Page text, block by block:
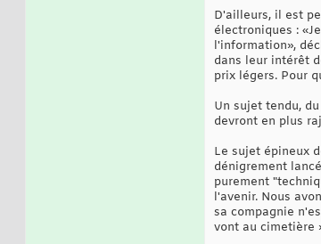
D'ailleurs, il est
électroniques :
l'information»,
dans leur intérêt
prix légers. Pour
Un sujet tendu,
devront en plus
Le sujet épineux
dénigrement
purement
l'avenir. Nous
sa compagnie
vont au cimetière